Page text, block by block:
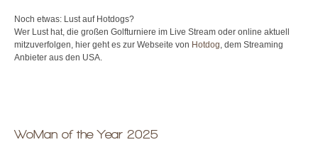
Noch etwas: Lust auf Hotdogs?
Wer Lust hat, die großen Golfturniere im Live Stream oder online aktuell
mitzuverfolgen, hier geht es zur Webseite von Hotdog , dem Streaming
Anbieter aus den USA.
WoMan of the Year 2025